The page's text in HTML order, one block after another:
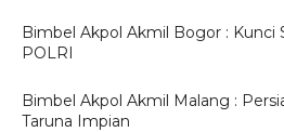
Bimbel Akpol Akmil Bogor : Kunci
POLRI
Bimbel Akpol Akmil Malang :
Taruna Impian